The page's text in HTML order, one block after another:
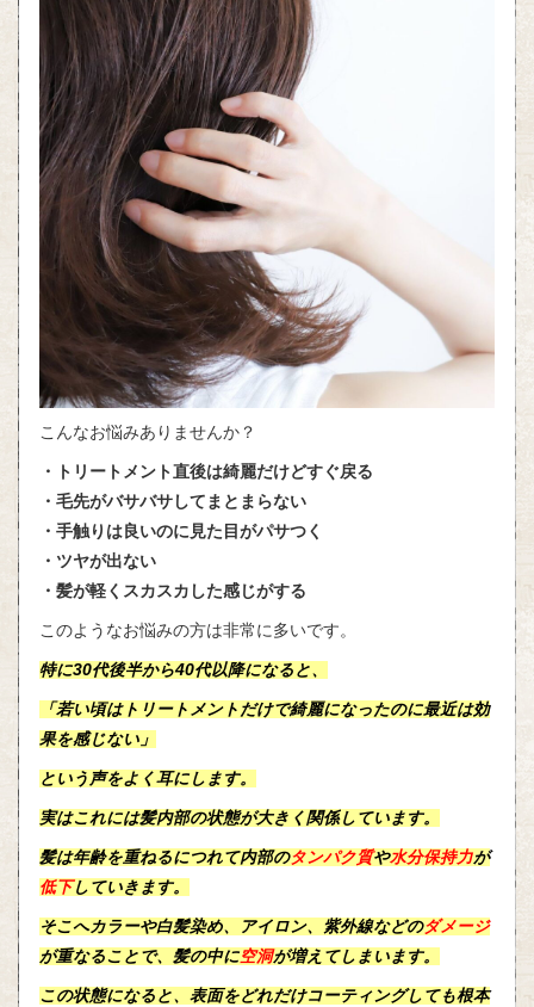
こんなお悩みありませんか？
・トリートメント直後は綺麗だけどすぐ戻る
・毛先がバサバサしてまとまらない
・手触りは良いのに見た目がパサつく
・ツヤが出ない
・髪が軽くスカスカした感じがする
このようなお悩みの方は非常に多いです。
特に30代後半から40代以降になると、
「若い頃はトリートメントだけで綺麗になったのに最近は効
果を感じない」
という声をよく耳にします。
実はこれには髪内部の状態が大きく関係しています。
髪は年齢を重ねるにつれて内部のタンパク質や水分保持力が
低下していきます。
そこへカラーや白髪染め、 アイロン、 紫外線などのダメージ
が重なることで、髪の中に空洞が増えてしまいます。
この状態になると、 表面をどれだけコーティングしても根本